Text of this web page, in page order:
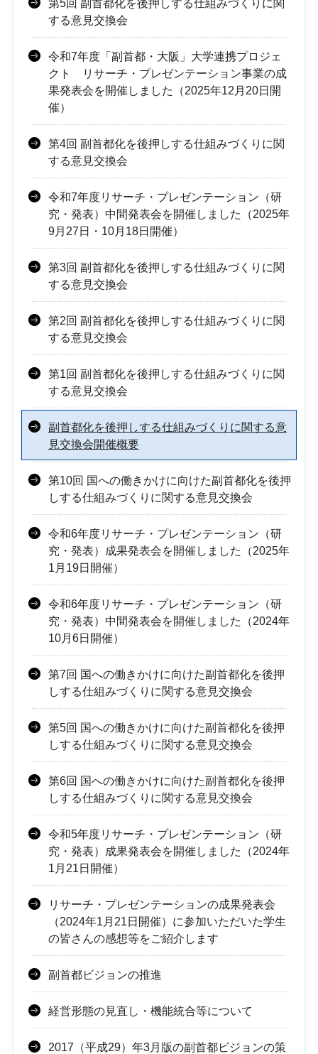
第5回 副首都化を後押しする仕組みづくりに関
する意見交換会
令和7年度「副首都・大阪」大学連携プロジェ
クト リサーチ・プレゼンテーション事業の成
果発表会を開催しました（2025年12月20日開
催）
第4回 副首都化を後押しする仕組みづくりに関
する意見交換会
令和7年度リサーチ・プレゼンテーション（研
究・発表）中間発表会を開催しました（2025年
9月27日・10月18日開催）
第3回 副首都化を後押しする仕組みづくりに関
する意見交換会
第2回 副首都化を後押しする仕組みづくりに関
する意見交換会
第1回 副首都化を後押しする仕組みづくりに関
する意見交換会
副首都化を後押しする仕組みづくりに関する意
見交換会開催概要
第10回 国への働きかけに向けた副首都化を後押
しする仕組みづくりに関する意見交換会
令和6年度リサーチ・プレゼンテーション（研
究・発表）成果発表会を開催しました（2025年
1月19日開催）
令和6年度リサーチ・プレゼンテーション（研
究・発表）中間発表会を開催しました（2024年
10月6日開催）
第7回 国への働きかけに向けた副首都化を後押
しする仕組みづくりに関する意見交換会
第5回 国への働きかけに向けた副首都化を後押
しする仕組みづくりに関する意見交換会
第6回 国への働きかけに向けた副首都化を後押
しする仕組みづくりに関する意見交換会
令和5年度リサーチ・プレゼンテーション（研
究・発表）成果発表会を開催しました（2024年
1月21日開催）
リサーチ・プレゼンテーションの成果発表会
（2024年1月21日開催）に参加いただいた学生
の皆さんの感想等をご紹介します
副首都ビジョンの推進
経営形態の見直し・機能統合等について
2017（平成29）年3月版の副首都ビジョンの策